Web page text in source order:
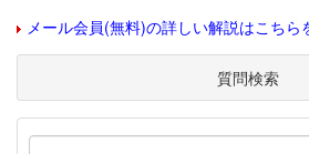
メール会員(無料)の詳しい解説はこちら
質問検索